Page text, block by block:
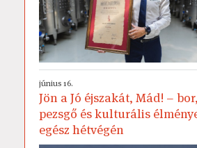
június 16.
Jön a Jó éjszakát, Mád! – bor,
pezsgő és kulturális
egész hétvégén